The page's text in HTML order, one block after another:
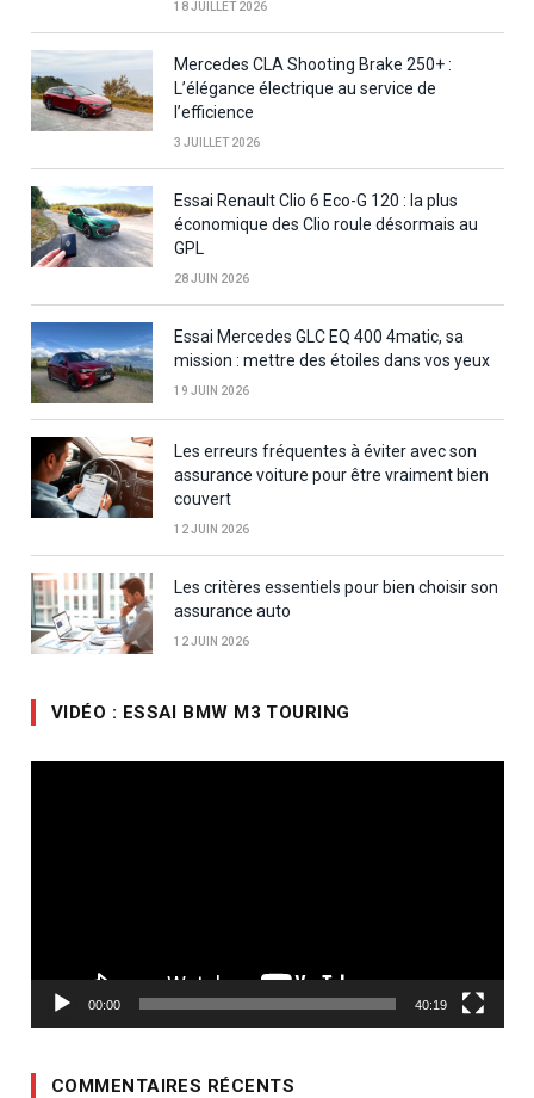
18 JUILLET 2026
Mercedes CLA Shooting Brake 250+ :
L’élégance électrique au service de
l’efficience
3 JUILLET 2026
Essai Renault Clio 6 Eco-G 120 : la plus
économique des Clio roule désormais au
GPL
28 JUIN 2026
Essai Mercedes GLC EQ 400 4matic, sa
mission : mettre des étoiles dans vos yeux
19 JUIN 2026
Les erreurs fréquentes à éviter avec son
assurance voiture pour être vraiment bien
couvert
12 JUIN 2026
Les critères essentiels pour bien choisir son
assurance auto
12 JUIN 2026
VIDÉO : ESSAI BMW M3 TOURING
00:00 40:19
COMMENTAIRES RÉCENTS